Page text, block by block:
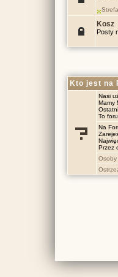
Kosz
Posty
Kto jest na
Nasi
Mamy
To
Na
Przez
Osoby